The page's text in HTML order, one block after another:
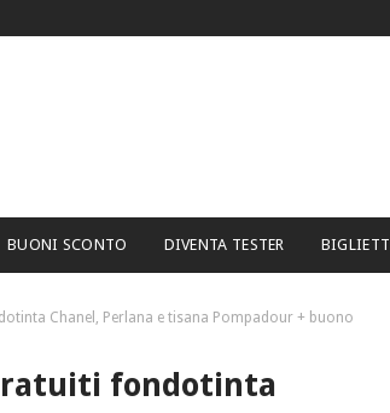
BUONI SCONTO DIVENTA TESTER
Chanel, Perlana e tisana Pompadour + buono
fondotinta